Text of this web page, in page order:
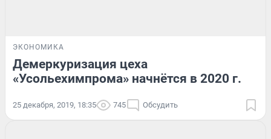
ЭКОНОМИКА
Демеркуризация цеха
«Усольехимпрома» начнётся в 2020 г.
25 декабря, 2019, 18:35 745 Обсудить